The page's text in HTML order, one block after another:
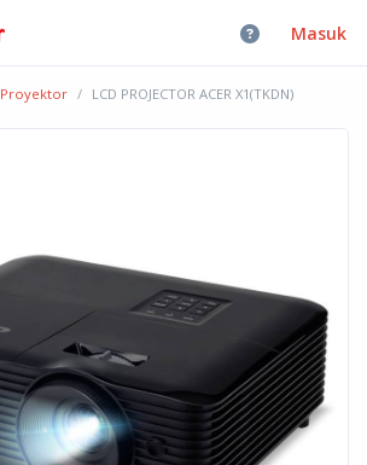
Masuk
Proyektor LCD PROJECTOR ACER X1(TKDN)